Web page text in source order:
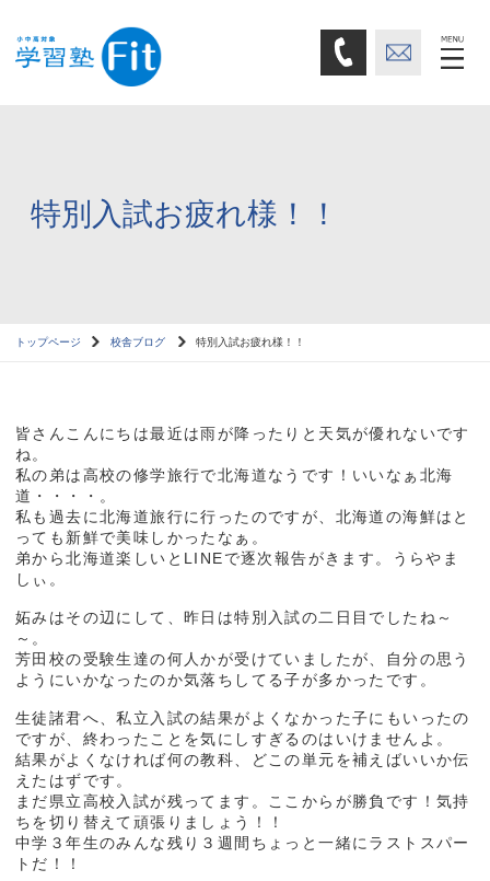
特別入試お疲れ様！！
トップページ 校舎ブログ 特別入試お疲れ様！！
皆さんこんにちは最近は雨が降ったりと天気が優れないです
ね。
私の弟は高校の修学旅行で北海道なうです！いいなぁ北海
道・・・・。
私も過去に北海道旅行に行ったのですが、北海道の海鮮はと
っても新鮮で美味しかったなぁ。
弟から北海道楽しいとLINEで逐次報告がきます。うらやま
しぃ。
妬みはその辺にして、昨日は特別入試の二日目でしたね～
～。
芳田校の受験生達の何人かが受けていましたが、自分の思う
ようにいかなったのか気落ちしてる子が多かったです。
生徒諸君へ、私立入試の結果がよくなかった子にもいったの
ですが、終わったことを気にしすぎるのはいけませんよ。
結果がよくなければ何の教科、どこの単元を補えばいいか伝
えたはずです。
まだ県立高校入試が残ってます。ここからが勝負です！気持
ちを切り替えて頑張りましょう！！
中学３年生のみんな残り３週間ちょっと一緒にラストスパー
トだ！！